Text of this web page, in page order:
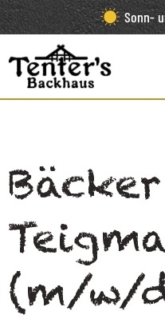
Sonn-
(m/w/